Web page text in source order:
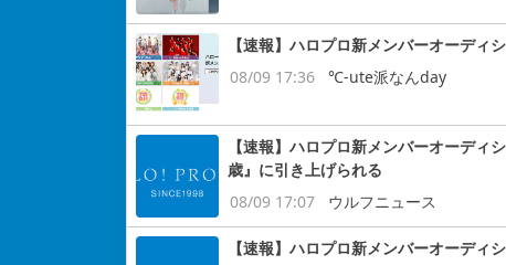
【速報】ハロプロ新メンバーオー
08/09 17:36
℃-ute派なんday
【速報】ハロプロ新メンバーオーディ
歳』に引き上げられる
08/09 17:07
ウルフニュース
【速報】ハロプロ新メンバーオーディ